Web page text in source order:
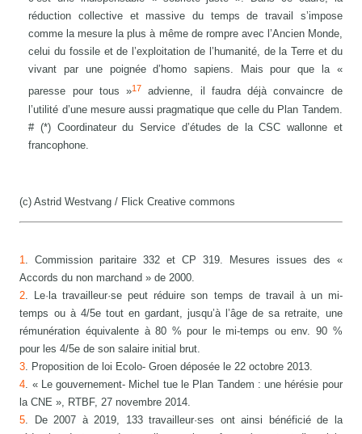
réduction collective et massive du temps de travail s’impose
comme la mesure la plus à même de rompre avec l’Ancien Monde,
celui du fossile et de l’exploitation de l’humanité, de la Terre et du
vivant par une poignée d’homo sapiens. Mais pour que la «
paresse pour tous »17
advienne, il faudra déjà convaincre de
l’utilité d’une mesure aussi pragmatique que celle du Plan Tandem.
# (*) Coordinateur du Service d’études de la CSC wallonne et
francophone.
(c) Astrid Westvang / Flick Creative commons
1
. Commission paritaire 332 et CP 319. Mesures issues des «
Accords du non marchand » de 2000.
2 . Le·la travailleur·se peut réduire son temps de travail à un mi-
temps ou à 4/5e tout en gardant, jusqu’à l’âge de sa retraite, une
rémunération équivalente à 80 % pour le mi-temps ou env. 90 %
pour les 4/5e de son salaire initial brut.
3 . Proposition de loi Ecolo- Groen déposée le 22 octobre 2013.
4 . « Le gouvernement- Michel tue le Plan Tandem : une hérésie pour
la CNE », RTBF, 27 novembre 2014.
5 . De 2007 à 2019, 133 travailleur·ses ont ainsi bénéficié de la